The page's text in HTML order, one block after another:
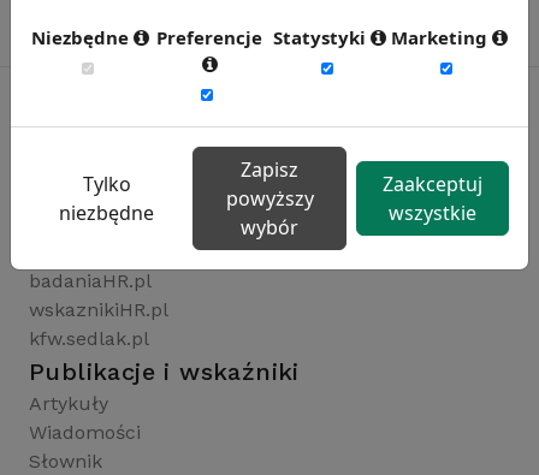
Rynekpracy.pl
sedlak.pl
wynagrodzenia.pl
raportyplacowe.pl
badaniaHR.pl
wskaznikiHR.pl
kfw.sedlak.pl
Publikacje i wskaźniki
Artykuły
Wiadomości
Słownik
Niezbędne Preferencje Statystyki Marketing
Tylko
niezbędne
Zapisz
powyższy
wybór
Zaakceptuj
wszystkie